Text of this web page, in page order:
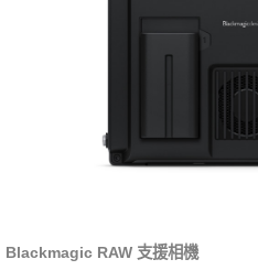
Blackmagic RAW 支援相機